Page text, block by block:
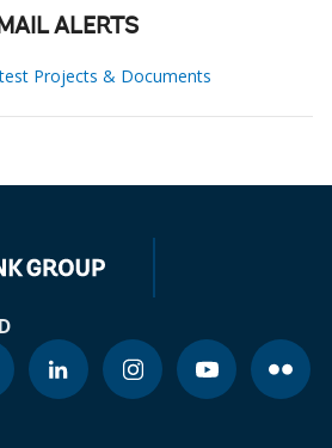
ALERTS
Projects & Documents